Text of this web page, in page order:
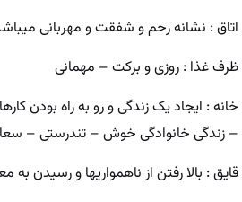
اتاق : نشانه رحم و شفقت و مهربانی
ظرف غذا : روزی و برکت – مهمانی
خانه : ایجاد یک زندگی و رو به راه بودن
– زندگی خانوادگی خوش – تندرستی –
قایق : بالا رفتن از ناهمواریها و